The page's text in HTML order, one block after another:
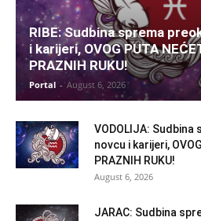
RIBE: Sudbina sprema
i karijeri, OVOG PUTA
PRAZNIH RUKU!
Portal - August 6, 2026
VODOLIJA:
novcu i karijeri,
PRAZNIH RUKU!
August 6, 2026
JARAC: Sudbina